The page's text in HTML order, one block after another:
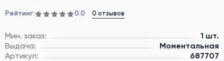
Рейтинг: 0.0 0 отзывов
Мин. заказ:
1 шт.
Выдача:
Моментальная
Артикул:
687707